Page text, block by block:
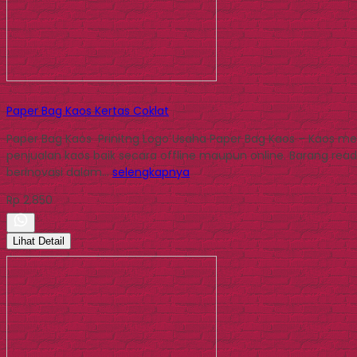
Paper Bag Kaos Kertas Coklat
Paper Bag Kaos Prinitng Logo Usaha Paper Bag Kaos –
penjualan kaos baik secara offline maupun online. Barang
berinovasi dalam…selengkapnya
Rp 2.850
Lihat Detail